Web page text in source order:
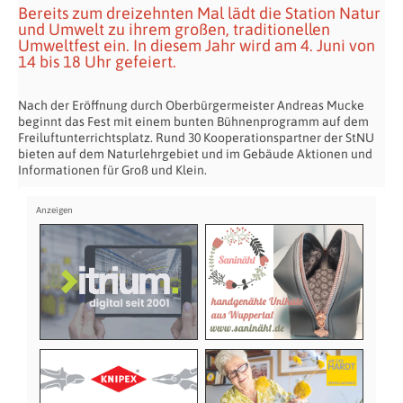
Bereits zum dreizehnten Mal lädt die Station Natur
und Umwelt zu ihrem großen, traditionellen
Umweltfest ein. In diesem Jahr wird am 4. Juni von
14 bis 18 Uhr gefeiert.
Nach der Eröffnung durch Oberbürgermeister Andreas Mucke
beginnt das Fest mit einem bunten Bühnenprogramm auf dem
Freiluftunterrichtsplatz. Rund 30 Kooperationspartner der StNU
bieten auf dem Naturlehrgebiet und im Gebäude Aktionen und
Informationen für Groß und Klein.